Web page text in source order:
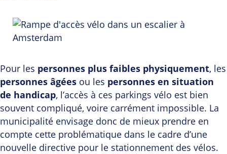
Pour les personnes plus faibles physiquement, les
personnes âgées ou les personnes en situation
de handicap, l’accès à ces parkings vélo est bien
souvent compliqué, voire carrément impossible. La
municipalité envisage donc de mieux prendre en
compte cette problématique dans le cadre d’une
nouvelle directive pour le stationnement des vélos.